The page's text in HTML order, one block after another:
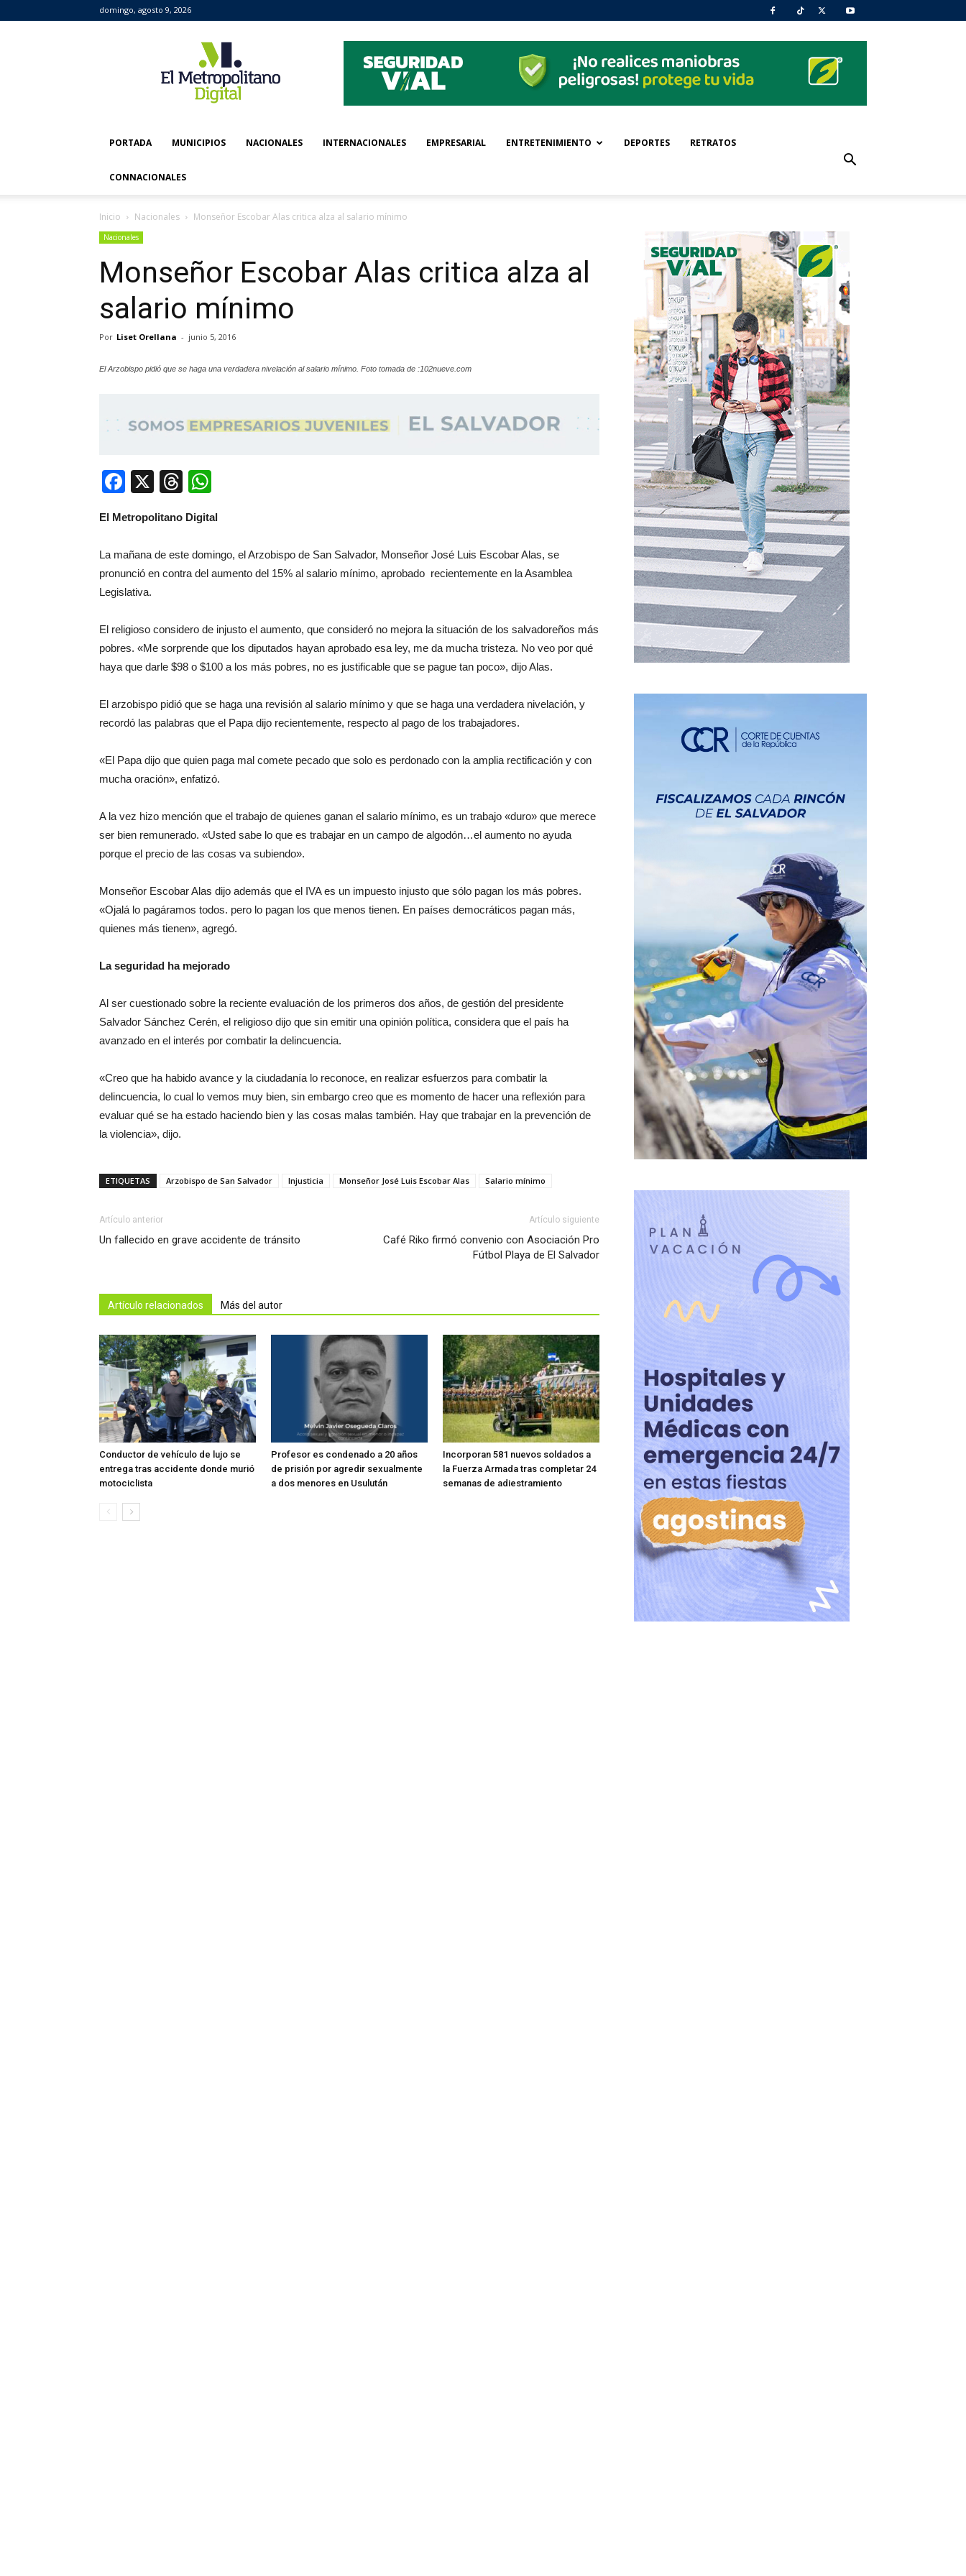
domingo, agosto 9, 2026
Metropolitano
Digital
PORTADA MUNICIPIOS NACIONALES INTERNACIONALES EMPRESARIAL ENTRETENIMIENTO DEPORTES RETRATOS
CONNACIONALES
Inicio Nacionales Monseñor Escobar Alas critica alza al salario mínimo
Nacionales
Monseñor Escobar Alas critica alza al
salario mínimo
Por Liset Orellana - junio 5, 2016
El Arzobispo pidió que se haga una verdadera nivelación al salario mínimo. Foto tomada de :102nueve.com
Facebook
X Threads
El Metropolitano Digital
La mañana de este domingo, el Arzobispo de San Salvador, Monseñor José Luis Escobar Alas, se
pronunció en contra del aumento del 15% al salario mínimo, aprobado recientemente en la Asamblea
Legislativa.
El religioso considero de injusto el aumento, que consideró no mejora la situación de los salvadoreños más
pobres. «Me sorprende que los diputados hayan aprobado esa ley, me da mucha tristeza. No veo por qué
haya que darle $98 o $100 a los más pobres, no es justificable que se pague tan poco», dijo Alas.
El arzobispo pidió que se haga una revisión al salario mínimo y que se haga una verdadera nivelación, y
recordó las palabras que el Papa dijo recientemente, respecto al pago de los trabajadores.
«El Papa dijo que quien paga mal comete pecado que solo es perdonado con la amplia rectificación y con
mucha oración», enfatizó.
A la vez hizo mención que el trabajo de quienes ganan el salario mínimo, es un trabajo «duro» que merece
ser bien remunerado. «Usted sabe lo que es trabajar en un campo de algodón…el aumento no ayuda
porque el precio de las cosas va subiendo».
Monseñor Escobar Alas dijo además que el IVA es un impuesto injusto que sólo pagan los más pobres.
«Ojalá lo pagáramos todos. pero lo pagan los que menos tienen. En países democráticos pagan más,
quienes más tienen», agregó.
La seguridad ha mejorado
Al ser cuestionado sobre la reciente evaluación de los primeros dos años, de gestión del presidente
Salvador Sánchez Cerén, el religioso dijo que sin emitir una opinión política, considera que el país ha
avanzado en el interés por combatir la delincuencia.
«Creo que ha habido avance y la ciudadanía lo reconoce, en realizar esfuerzos para combatir la
delincuencia, lo cual lo vemos muy bien, sin embargo creo que es momento de hacer una reflexión para
evaluar qué se ha estado haciendo bien y las cosas malas también. Hay que trabajar en la prevención de
la violencia», dijo.
ETIQUETAS Arzobispo de San Salvador Injusticia Monseñor José Luis Escobar Alas Salario mínimo
Artículo anterior
Un fallecido en grave accidente de tránsito
Artículo siguiente
Café Riko firmó convenio con Asociación Pro
Fútbol Playa de El Salvador
Artículo relacionados Más del autor
Conductor de vehículo de lujo se
entrega tras accidente donde murió
motociclista
Profesor es condenado a 20 años
de prisión por agredir sexualmente
a dos menores en Usulután
Incorporan 581 nuevos soldados a
la Fuerza Armada tras completar 24
semanas de adiestramiento